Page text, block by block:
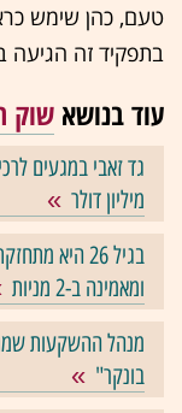
טעם, כהן שימש
בתפקיד זה הגיעה ב-2011 ליותר מ-800 אלף
עוד בנושא שוק
מיליון דולר
בגיל 26 היא
ומאמינה ב-2 מניות
מנהל ההשקעות
בונקר"